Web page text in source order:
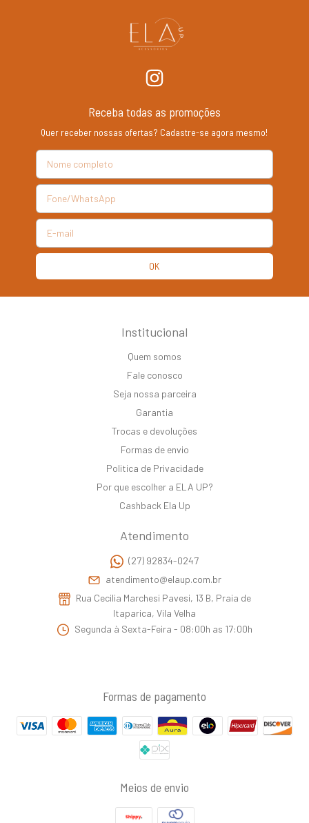
Receba todas as promoções
Quer receber nossas ofertas? Cadastre-se agora mesmo!
Institucional
Quem somos
Fale conosco
Seja nossa parceira
Garantia
Trocas e devoluções
Formas de envio
Politica de Privacidade
Por que escolher a ELA UP?
Cashback Ela Up
Atendimento
(27) 92834-0247
atendimento@elaup.com.br
Rua Cecilia Marchesi Pavesi, 13 B, Praia de
Itaparica, Vila Velha
Segunda à Sexta-Feira - 08:00h as 17:00h
Formas de pagamento
Meios de envio